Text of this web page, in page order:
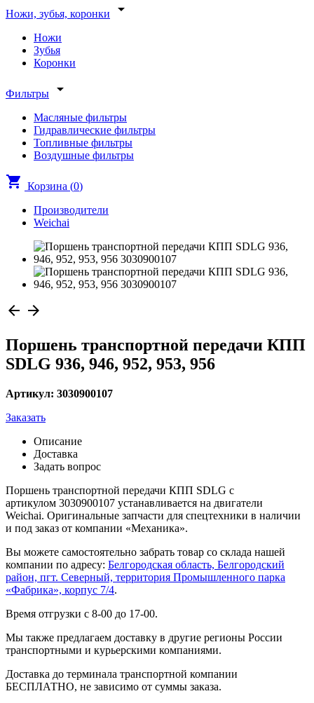
Ножи, зубья, коронки arrow_drop_down
Ножи
Зубья
Коронки
Фильтры arrow_drop_down
Масляные фильтры
Гидравлические фильтры
Топливные фильтры
Воздушные фильтры
shopping_cart Корзина (0)
Производители
Weichai
arrow_back arrow_forward
Поршень транспортной передачи КПП
SDLG 936, 946, 952, 953, 956
Артикул: 3030900107
Заказать
Описание
Доставка
Задать вопрос
Поршень транспортной передачи КПП SDLG с
артикулом 3030900107 устанавливается на двигатели
Weichai. Оригинальные запчасти для спецтехники в наличии
и под заказ от компании «Механика».
Вы можете самостоятельно забрать товар со склада нашей
компании по адресу: Белгородская область, Белгородский
район, пгт. Северный, территория Промышленного парка
«Фабрика», корпус 7/4.
Время отгрузки с 8-00 до 17-00.
Мы также предлагаем доставку в другие регионы России
транспортными и курьерскими компаниями.
Доставка до терминала транспортной компании
БЕСПЛАТНО, не зависимо от суммы заказа.